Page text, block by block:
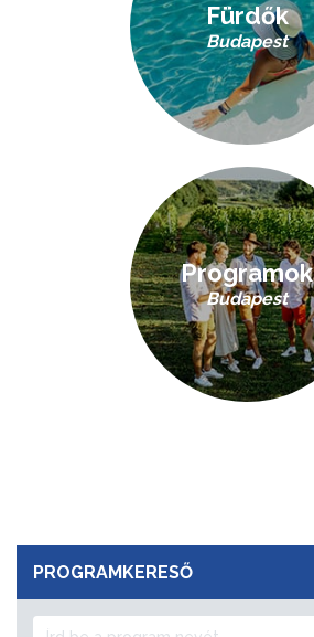
Fürdők
Budapest
Programok
Budapest
PROGRAMKERESŐ